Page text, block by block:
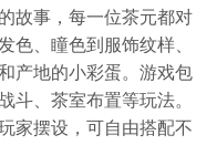
故事，每一位茶元都对
色、瞳色到服饰纹样、
产地的小彩蛋。游戏包
斗、茶室布置等玩法。
家摆设，可自由搭配不